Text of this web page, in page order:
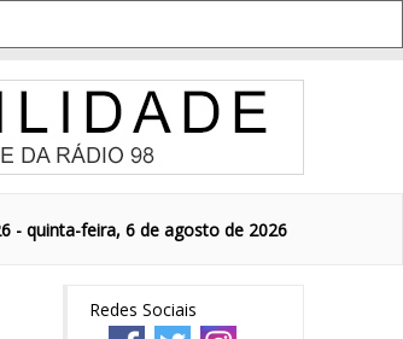
- quinta-feira, 6 de agosto de 2026
Redes Sociais